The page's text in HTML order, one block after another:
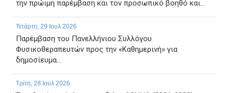
την πρώιμη παρέμβαση και τον προσωπικό βοηθό και...
Τετάρτη, 29 Ιουλ 2026
Παρέμβαση του Πανελλήνιου Συλλόγου
Φυσικοθεραπευτών προς την «Καθημερινή» για
δημοσίευμα...
Τρίτη, 28 Ιουλ 2026